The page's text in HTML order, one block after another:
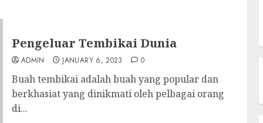
Pengeluar Tembikai Dunia
ADMIN JANUARY 6, 2023 0
Buah tembikai adalah buah yang popular dan
berkhasiat yang dinikmati oleh pelbagai orang
di...